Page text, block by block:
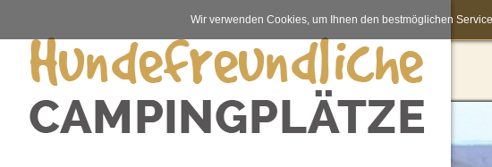
Wir verwenden Cookies, um Ihnen den bestmöglichen